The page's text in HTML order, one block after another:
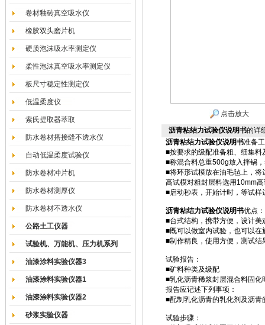
卷材釉砖真空吸水仪
橡胶双头磨片机
硬质泡沫吸水率测定仪
柔性泡沫真空吸水率测定仪
板尺寸稳定性测定仪
低温柔度仪
索氏提取器萃取
防水卷材搭接缝不透水仪
自动低温柔度试验仪
防水卷材冲片机
防水卷材测厚仪
防水卷材不透水仪
公路土工仪器
试验机、万能机、压力机系列
油漆涂料实验仪器3
油漆涂料实验仪器1
油漆涂料实验仪器2
砂浆实验仪器
点击放大
沥青粘结力试验仪说明书的详
沥青粘结力试验仪说明书准备
■按要求的级配准备粗、细集料
■称混合料总重500g放入拌锅
■将环形试模放在油毛毡上，
高试模对粗封层料选用10mm高
■启动秒表，开始计时，等试
沥青粘结力试验仪说明书优点：
■台式结构，携带方便，设计美
■既可以做室内试验，也可以在
■制作精良，使用方便，测试结
试验报告：
■矿料种类及级配
■乳化沥青稀浆封层混合料固化
报告应记述下列事项：
■配制乳化沥青的乳化剂及沥
试验步骤：